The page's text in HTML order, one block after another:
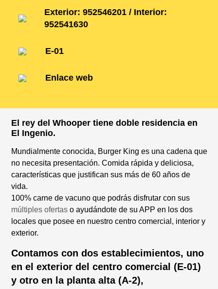
Exterior: 952546201 / Interior:
952541630
E-01
Enlace web
El rey del Whooper tiene doble residencia en
El Ingenio.
Mundialmente conocida, Burger King es una cadena que
no necesita presentación. Comida rápida y deliciosa,
características que justifican sus más de 60 años de
vida.
100% carne de vacuno que podrás disfrutar con sus
múltiples ofertaso ayudándote de su APP en los dos
locales que posee en nuestro centro comercial, interior y
exterior.
Contamos con dos establecimientos, uno
en el exterior del centro comercial (E-01)
y otro en la planta alta (A-2),